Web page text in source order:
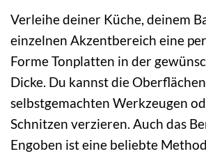
Verleihe deiner Küche, deinem
einzelnen Akzentbereich eine
Forme Tonplatten in der
Dicke. Du kannst die
selbstgemachten Werkzeugen
Schnitzen verzieren. Auch das
Engoben ist eine beliebte